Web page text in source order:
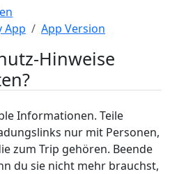
App
App Version
Hinweise
Informationen. Teile
nur mit Personen,
zum Trip gehören. Beende
du sie nicht mehr brauchst,